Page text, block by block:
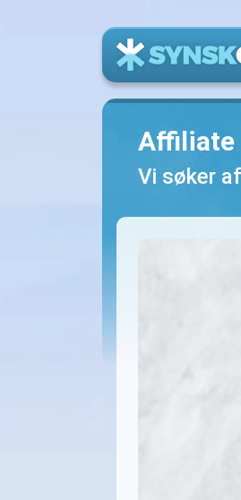
Affiliate
Vi søker